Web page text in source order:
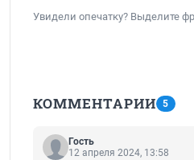
Увидели опечатку? Выделите
КОММЕНТАРИИ 5
Гость
12 апреля 2024, 13:58